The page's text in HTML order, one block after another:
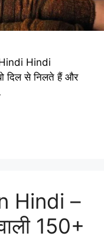
Hindi
दिल से निलते हैं और
Hindi –
150+